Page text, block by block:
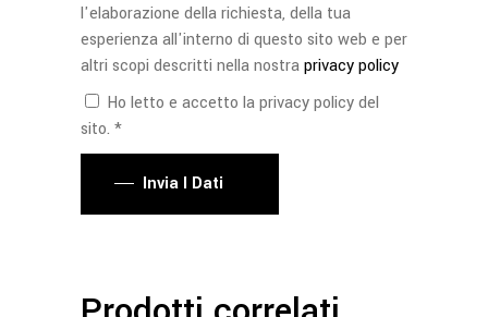
l'elaborazione della richiesta, della tua
esperienza all'interno di questo sito web e per
altri scopi descritti nella nostraprivacy policy
Ho letto e accetto la privacy policy del
sito. *
Invia I Dati